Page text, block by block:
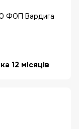
ФОП Вардига
12 місяців